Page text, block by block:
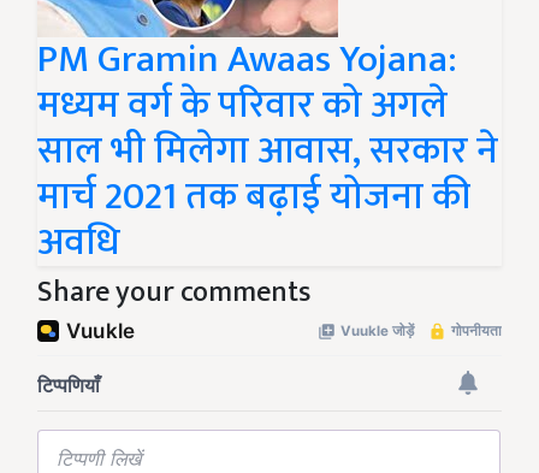
PM Gramin Awaas Yojana:
मध्यम वर्ग के परिवार को अगले
साल भी मिलेगा आवास, सरकार ने
मार्च 2021 तक बढ़ाई योजना की
अवधि
Share your comments